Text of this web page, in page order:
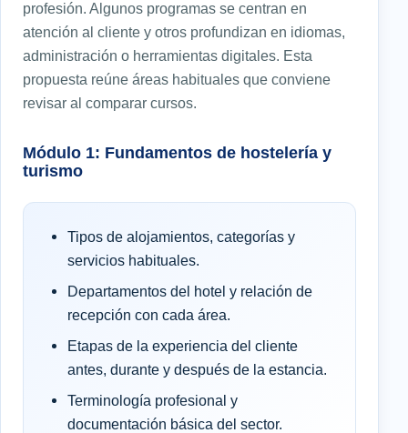
profesión. Algunos programas se centran en
atención al cliente y otros profundizan en idiomas,
administración o herramientas digitales. Esta
propuesta reúne áreas habituales que conviene
revisar al comparar cursos.
Módulo 1: Fundamentos de hostelería y
turismo
Tipos de alojamientos, categorías y
servicios habituales.
Departamentos del hotel y relación de
recepción con cada área.
Etapas de la experiencia del cliente
antes, durante y después de la estancia.
Terminología profesional y
documentación básica del sector.